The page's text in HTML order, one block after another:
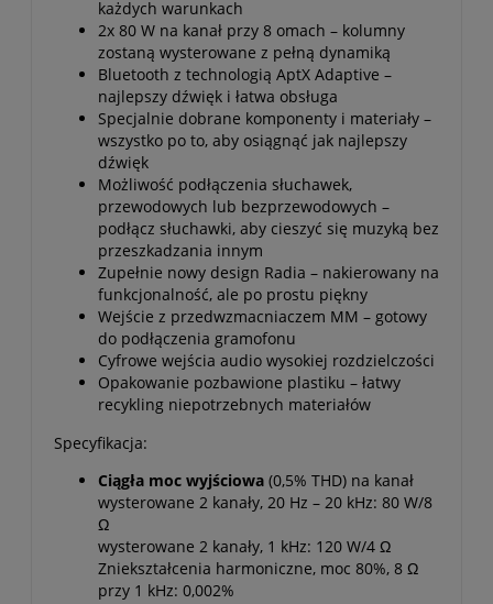
każdych warunkach
2x 80 W na kanał przy 8 omach – kolumny
zostaną wysterowane z pełną dynamiką
Bluetooth z technologią AptX Adaptive –
najlepszy dźwięk i łatwa obsługa
Specjalnie dobrane komponenty i materiały –
wszystko po to, aby osiągnąć jak najlepszy
dźwięk
Możliwość podłączenia słuchawek,
przewodowych lub bezprzewodowych –
podłącz słuchawki, aby cieszyć się muzyką bez
przeszkadzania innym
Zupełnie nowy design Radia – nakierowany na
funkcjonalność, ale po prostu piękny
Wejście z przedwzmacniaczem MM – gotowy
do podłączenia gramofonu
Cyfrowe wejścia audio wysokiej rozdzielczości
Opakowanie pozbawione plastiku – łatwy
recykling niepotrzebnych materiałów
Specyfikacja:
Ciągła moc wyjściowa (0,5% THD) na kanał
wysterowane 2 kanały, 20 Hz – 20 kHz: 80 W/8
Ω
wysterowane 2 kanały, 1 kHz: 120 W/4 Ω
Zniekształcenia harmoniczne, moc 80%, 8 Ω
przy 1 kHz: 0,002%